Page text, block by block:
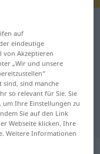
auf
eindeutige
von Akzeptieren
„Wir und unsere
sind, sind manche
so relevant für Sie. Sie
Ihre Einstellungen zu
Sie auf den Link
Webseite klicken. Ihre
Weitere Informationen